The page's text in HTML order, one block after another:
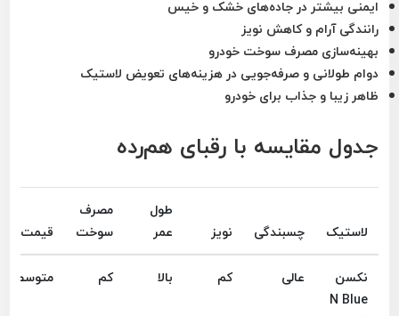
ایمنی بیشتر در جاده‌های خشک و خیس
رانندگی آرام و کاهش نویز
بهینه‌سازی مصرف سوخت خودرو
دوام طولانی و صرفه‌جویی در هزینه‌های تعویض لاستیک
ظاهر زیبا و جذاب برای خودرو
جدول مقایسه با رقبای هم‌رده
لاستیک چسبندگی نویز
طول
عمر
مصرف
سوخت
قیمت
نکسن
N Blue
عالی کم بالا کم متوسط